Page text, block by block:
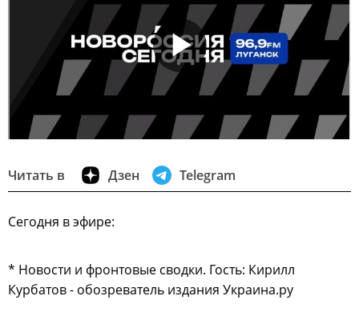
Читать в Дзен Telegram
Сегодня в эфире:
* Новости и фронтовые сводки. Гость: Кирилл
Курбатов - обозреватель издания Украина.ру